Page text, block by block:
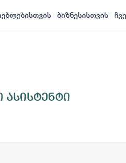
ბიზნესისთვის
ასისტენტი